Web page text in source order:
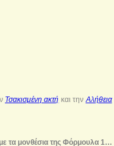
Τσακισμένη ακτή και τηνΑλήθεια
τα μονθέσια της Φόρμουλα 1…